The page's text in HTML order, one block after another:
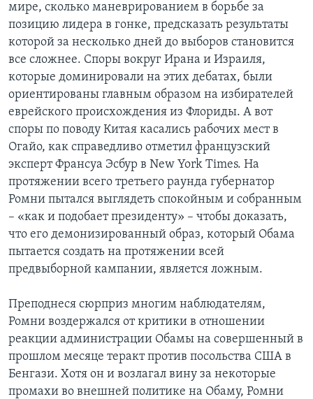
мире, сколько маневрированием в борьбе за
позицию лидера в гонке, предсказать результаты
которой за несколько дней до выборов становится
все сложнее. Споры вокруг Ирана и Израиля,
которые доминировали на этих дебатах, были
ориентированы главным образом на избирателей
еврейского происхождения из Флориды. А вот
споры по поводу Китая касались рабочих мест в
Огайо, как справедливо отметил французский
эксперт Франсуа Эсбур в New York Times. На
протяжении всего третьего раунда губернатор
Ромни пытался выглядеть спокойным и собранным
– «как и подобает президенту» – чтобы доказать,
что его демонизированный образ, который Обама
пытается создать на протяжении всей
предвыборной кампании, является ложным.
Преподнеся сюрприз многим наблюдателям,
Ромни воздержался от критики в отношении
реакции администрации Обамы на совершенный в
прошлом месяце теракт против посольства США в
Бенгази. Хотя он и возлагал вину за некоторые
промахи во внешней политике на Обаму, Ромни